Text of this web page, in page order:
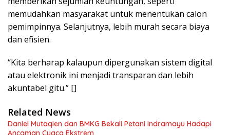
memudahkan masyarakat untuk menentukan calon
pemimpinnya. Selanjutnya, lebih murah secara biaya
dan efisien.
“Kita berharap kalaupun dipergunakan sistem digital
atau elektronik ini menjadi transparan dan lebih
akuntabel gitu.” []
Related News
Daniel Mutaqien dan BMKG Bekali Petani Indramayu Hadapi
Ancaman Cuaca Ekstrem